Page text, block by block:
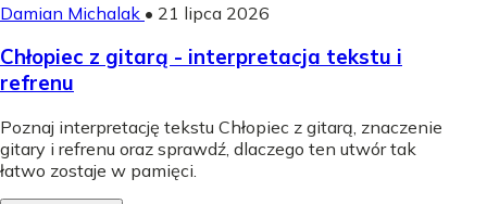
Damian Michalak • 21 lipca 2026
Chłopiec z gitarą - interpretacja tekstu i
refrenu
Poznaj interpretację tekstu Chłopiec z gitarą, znaczenie
gitary i refrenu oraz sprawdź, dlaczego ten utwór tak
łatwo zostaje w pamięci.